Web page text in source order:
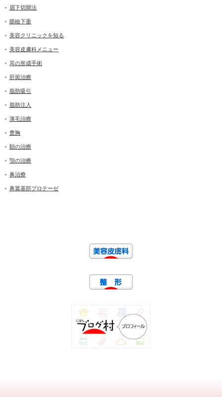
眉下切開法
眼瞼下垂
美容クリニックを知る
美容皮膚科メニュー
耳の形成手術
肝斑治療
脂肪吸引
脂肪注入
薄毛治療
豊胸
額の治療
顎の治療
鼻治療
鼻翼基部プロテーゼ